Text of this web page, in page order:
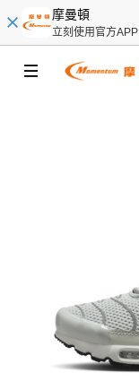
摩曼頓
立刻使用官方APP